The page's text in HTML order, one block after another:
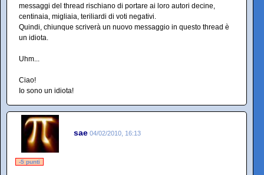
messaggi del thread rischiano di portare ai loro autori decine,
centinaia, migliaia, teriliardi di voti negativi.
Quindi, chiunque scriverà un nuovo messaggio in questo thread è
un idiota.
Uhm...
Ciao!
Io sono un idiota!
sae 04/02/2010, 16:13
-5 punti